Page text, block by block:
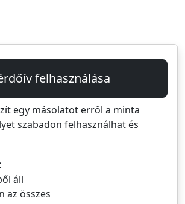
felhasználása
egy másolatot erről a minta
szabadon felhasználhat és
áll
az összes